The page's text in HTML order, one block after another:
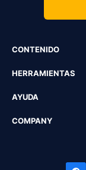
CONTENIDO
HERRAMIENTAS
AYUDA
COMPANY